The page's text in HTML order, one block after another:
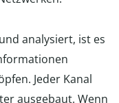
analysiert, ist es
Jeder Kanal
ausgebaut. Wenn